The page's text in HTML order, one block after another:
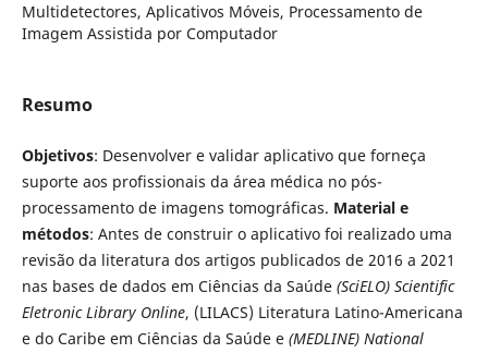
Multidetectores, Aplicativos Móveis, Processamento de
Imagem Assistida por Computador
Resumo
Objetivos: Desenvolver e validar aplicativo que forneça
suporte aos profissionais da área médica no pós-
processamento de imagens tomográficas. Material e
métodos: Antes de construir o aplicativo foi realizado uma
revisão da literatura dos artigos publicados de 2016 a 2021
nas bases de dados em Ciências da Saúde (SciELO) Scientific
Eletronic Library Online, (LILACS) Literatura Latino-Americana
e do Caribe em Ciências da Saúde e (MEDLINE) National